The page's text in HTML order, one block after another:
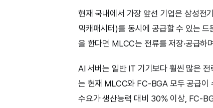
현재 국내에서 가장 앞선 기업은 삼성
믹캐패시터)를 동시에 공급할 수 있는
을 한다면 MLCC는 전류를 저장·공급하
AI 서버는 일반 IT 기기보다 훨씬 많은
는 현재 MLCC와 FC-BGA 모두 공급이
수요가 생산능력 대비 30% 이상, FC-